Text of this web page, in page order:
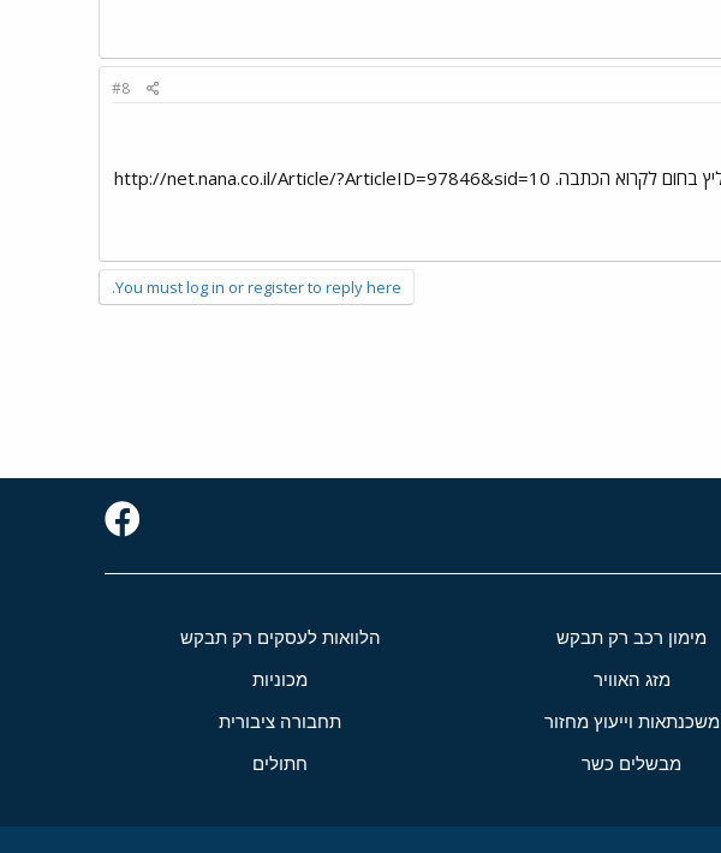
#8
באתר של נטויזן, ביקורת קוטלת. פרסי הוא פרסי ולא יעזור שום דבר. ממליץ בחום לקרוא הכתבה. http://net.nana.co.il/Article/?ArticleID=97846&sid=10
You must log in or register to reply here.
מימון רכב רק תבקש הלוואות לעסקים רק תבקש
מזג האוויר מכוניות
משכנתאות וייעוץ מחזור תחבורה ציבורית
מבשלים כשר חתולים